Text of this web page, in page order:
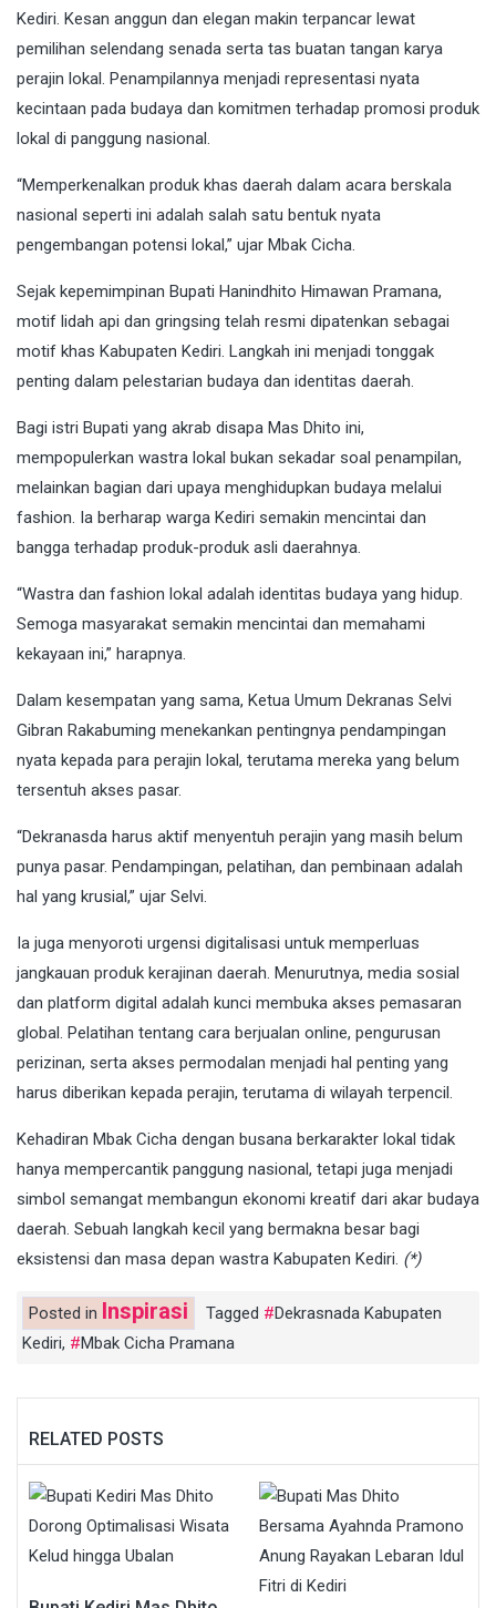
Kediri. Kesan anggun dan elegan makin terpancar lewat
pemilihan selendang senada serta tas buatan tangan karya
perajin lokal. Penampilannya menjadi representasi nyata
kecintaan pada budaya dan komitmen terhadap promosi produk
lokal di panggung nasional.
“Memperkenalkan produk khas daerah dalam acara berskala
nasional seperti ini adalah salah satu bentuk nyata
pengembangan potensi lokal,” ujar Mbak Cicha.
Sejak kepemimpinan Bupati Hanindhito Himawan Pramana,
motif lidah api dan gringsing telah resmi dipatenkan sebagai
motif khas Kabupaten Kediri. Langkah ini menjadi tonggak
penting dalam pelestarian budaya dan identitas daerah.
Bagi istri Bupati yang akrab disapa Mas Dhito ini,
mempopulerkan wastra lokal bukan sekadar soal penampilan,
melainkan bagian dari upaya menghidupkan budaya melalui
fashion. Ia berharap warga Kediri semakin mencintai dan
bangga terhadap produk-produk asli daerahnya.
“Wastra dan fashion lokal adalah identitas budaya yang hidup.
Semoga masyarakat semakin mencintai dan memahami
kekayaan ini,” harapnya.
Dalam kesempatan yang sama, Ketua Umum Dekranas Selvi
Gibran Rakabuming menekankan pentingnya pendampingan
nyata kepada para perajin lokal, terutama mereka yang belum
tersentuh akses pasar.
“Dekranasda harus aktif menyentuh perajin yang masih belum
punya pasar. Pendampingan, pelatihan, dan pembinaan adalah
hal yang krusial,” ujar Selvi.
Ia juga menyoroti urgensi digitalisasi untuk memperluas
jangkauan produk kerajinan daerah. Menurutnya, media sosial
dan platform digital adalah kunci membuka akses pemasaran
global. Pelatihan tentang cara berjualan online, pengurusan
perizinan, serta akses permodalan menjadi hal penting yang
harus diberikan kepada perajin, terutama di wilayah terpencil.
Kehadiran Mbak Cicha dengan busana berkarakter lokal tidak
hanya mempercantik panggung nasional, tetapi juga menjadi
simbol semangat membangun ekonomi kreatif dari akar budaya
daerah. Sebuah langkah kecil yang bermakna besar bagi
eksistensi dan masa depan wastra Kabupaten Kediri. (*)
Posted in Inspirasi Tagged
Dekrasnada Kabupaten
Kediri, Mbak Cicha Pramana
RELATED POSTS